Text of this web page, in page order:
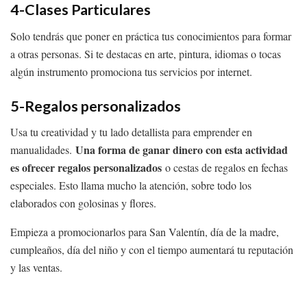
4-Clases Particulares
Solo tendrás que poner en práctica tus conocimientos para formar
a otras personas. Si te destacas en arte, pintura, idiomas o tocas
algún instrumento promociona tus servicios por internet.
5-Regalos personalizados
Usa tu creatividad y tu lado detallista para emprender en
manualidades. Una forma de ganar dinero con esta actividad
es ofrecer regalos personalizados o cestas de regalos en fechas
especiales. Esto llama mucho la atención, sobre todo los
elaborados con golosinas y flores.
Empieza a promocionarlos para San Valentín, día de la madre,
cumpleaños, día del niño y con el tiempo aumentará tu reputación
y las ventas.